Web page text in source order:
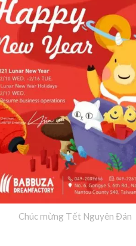
Chúc mừng Tết Nguyên Đán